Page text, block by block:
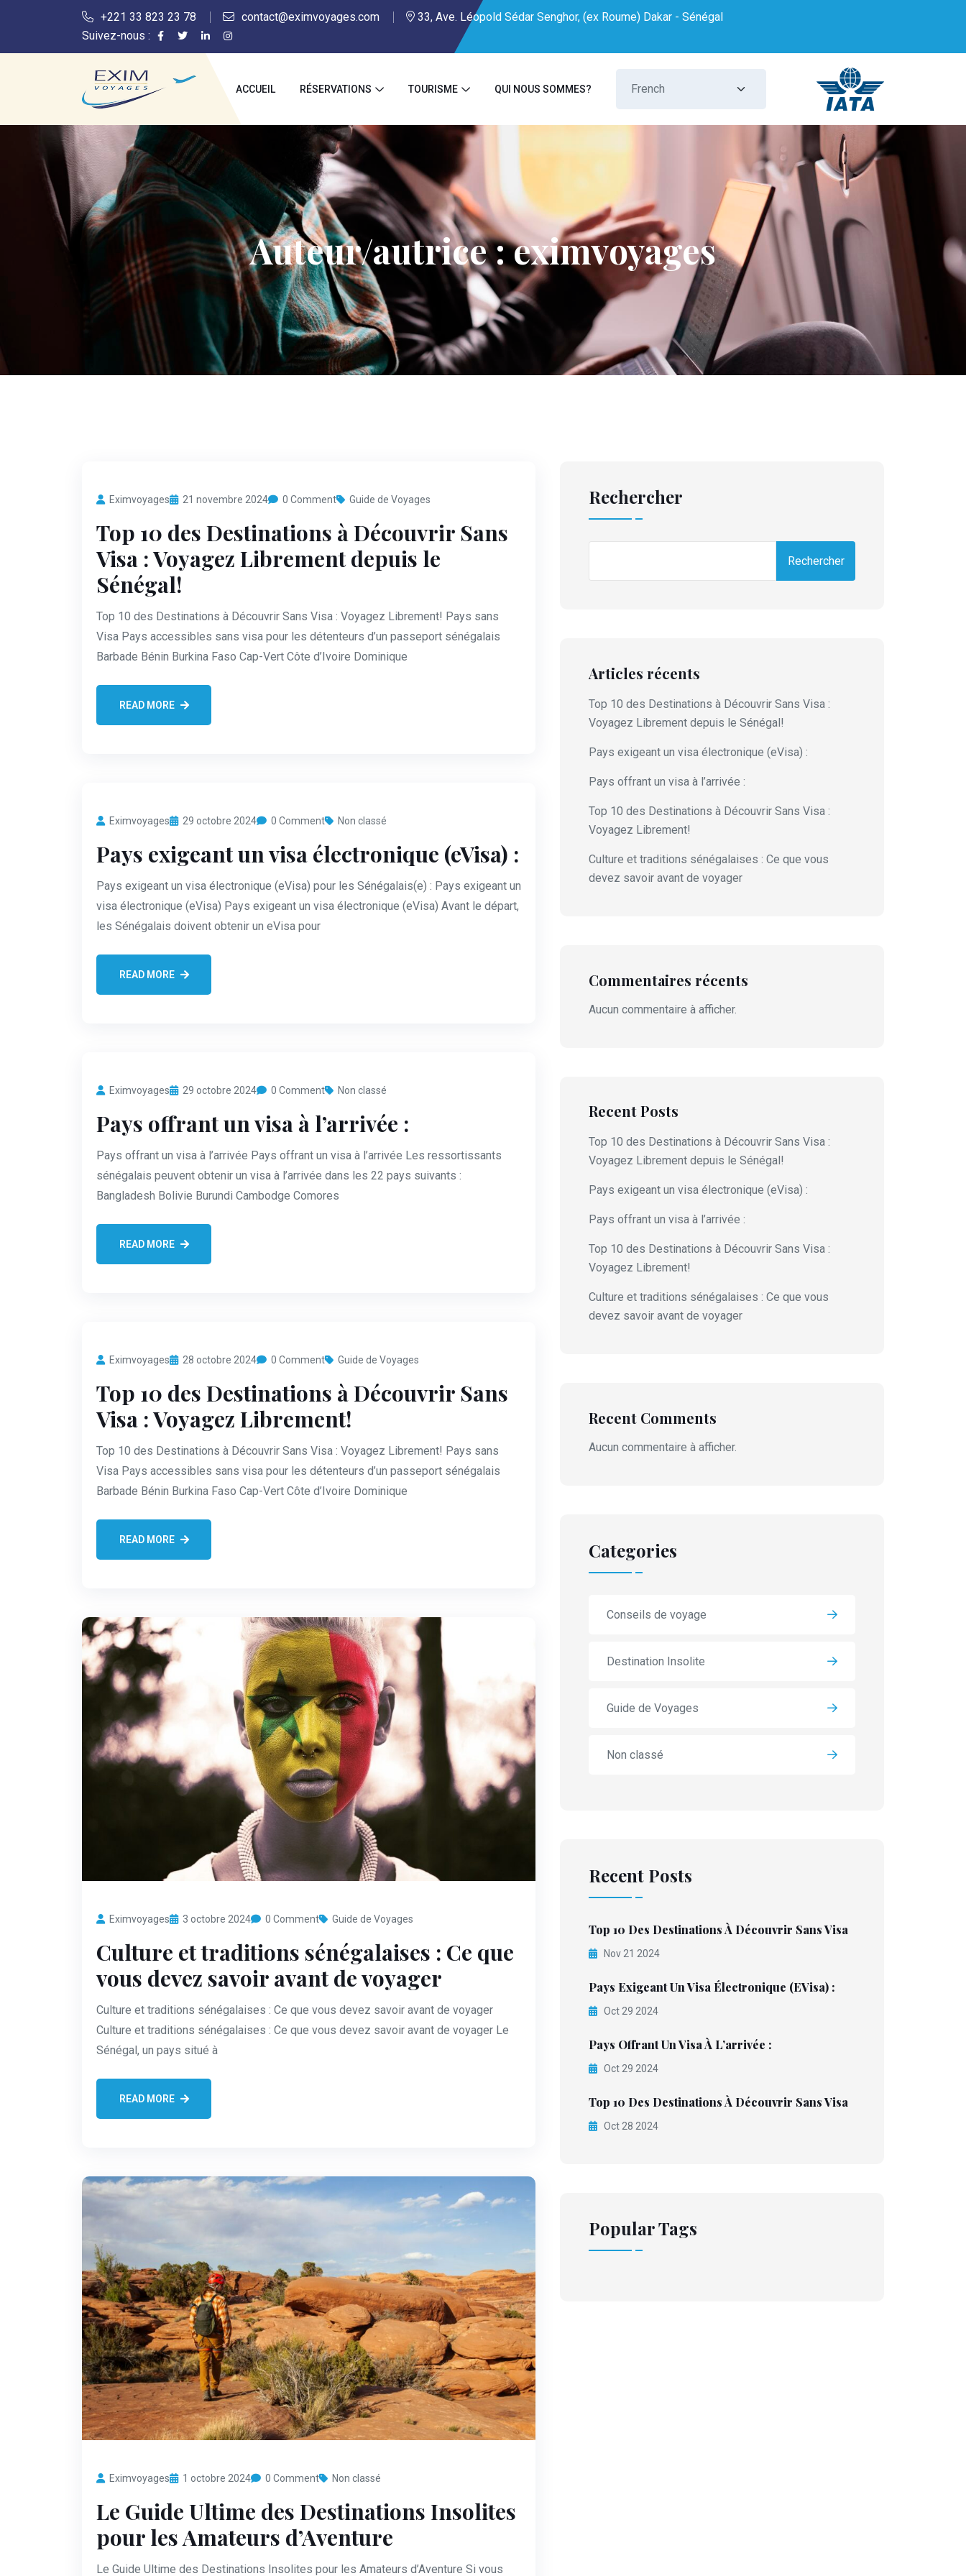
+221 33 823 23 78 contact@eximvoyages.com
33, Ave. Léopold Sédar Senghor, (ex Roume) Dakar - Sénégal
Suivez-nous :
ACCUEIL RÉSERVATIONS TOURISME QUI NOUS SOMMES?
Auteur/autrice :eximvoyages
Eximvoyages 21 novembre 2024 0 Comment Guide de Voyages
Top 10 des Destinations à Découvrir Sans
Visa : Voyagez Librement depuis le
Sénégal!
Top 10 des Destinations à Découvrir Sans Visa : Voyagez Librement! Pays sans
Visa Pays accessibles sans visa pour les détenteurs d’un passeport sénégalais
Barbade Bénin Burkina Faso Cap-Vert Côte d’Ivoire Dominique
READ MORE
Eximvoyages 29 octobre 2024 0 Comment Non classé
Pays exigeant un visa électronique (eVisa) :
Pays exigeant un visa électronique (eVisa) pour les Sénégalais(e) : Pays exigeant un
visa électronique (eVisa) Pays exigeant un visa électronique (eVisa) Avant le départ,
les Sénégalais doivent obtenir un eVisa pour
READ MORE
Eximvoyages 29 octobre 2024 0 Comment Non classé
Pays offrant un visa à l’arrivée :
Pays offrant un visa à l’arrivée Pays offrant un visa à l’arrivée Les ressortissants
sénégalais peuvent obtenir un visa à l’arrivée dans les 22 pays suivants :
Bangladesh Bolivie Burundi Cambodge Comores
READ MORE
Eximvoyages 28 octobre 2024 0 Comment Guide de Voyages
Top 10 des Destinations à Découvrir Sans
Visa : Voyagez Librement!
Top 10 des Destinations à Découvrir Sans Visa : Voyagez Librement! Pays sans
Visa Pays accessibles sans visa pour les détenteurs d’un passeport sénégalais
Barbade Bénin Burkina Faso Cap-Vert Côte d’Ivoire Dominique
READ MORE
Eximvoyages 3 octobre 2024 0 Comment Guide de Voyages
Culture et traditions sénégalaises : Ce que
vous devez savoir avant de voyager
Culture et traditions sénégalaises : Ce que vous devez savoir avant de voyager
Culture et traditions sénégalaises : Ce que vous devez savoir avant de voyager Le
Sénégal, un pays situé à
READ MORE
Eximvoyages 1 octobre 2024 0 Comment Non classé
Le Guide Ultime des Destinations Insolites
pour les Amateurs d’Aventure
Le Guide Ultime des Destinations Insolites pour les Amateurs d’Aventure Si vous
Rechercher
Rechercher
Articles récents
Top 10 des Destinations à Découvrir Sans Visa :
Voyagez Librement depuis le Sénégal!
Pays exigeant un visa électronique (eVisa) :
Pays offrant un visa à l’arrivée :
Top 10 des Destinations à Découvrir Sans Visa :
Voyagez Librement!
Culture et traditions sénégalaises : Ce que vous
devez savoir avant de voyager
Commentaires récents
Aucun commentaire à afficher.
Recent Posts
Top 10 des Destinations à Découvrir Sans Visa :
Voyagez Librement depuis le Sénégal!
Pays exigeant un visa électronique (eVisa) :
Pays offrant un visa à l’arrivée :
Top 10 des Destinations à Découvrir Sans Visa :
Voyagez Librement!
Culture et traditions sénégalaises : Ce que vous
devez savoir avant de voyager
Recent Comments
Aucun commentaire à afficher.
Categories
Conseils de voyage
Destination Insolite
Guide de Voyages
Non classé
Recent Posts
Top 10 Des Destinations À Découvrir Sans Visa
Nov 21 2024
Pays Exigeant Un Visa Électronique (eVisa) :
Oct 29 2024
Pays Offrant Un Visa À L’arrivée :
Oct 29 2024
Top 10 Des Destinations À Découvrir Sans Visa
Oct 28 2024
Popular Tags